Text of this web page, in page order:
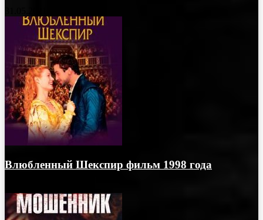
Влюбленный Шекспир фильм 1998 года